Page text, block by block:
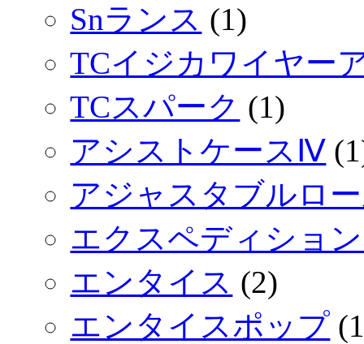
Snランス (1)
TCイジカワイヤー
TCスパーク (1)
アシストケースⅣ
アジャスタブルロ
エクスペディショ
エンタイス (2)
エンタイスポップ